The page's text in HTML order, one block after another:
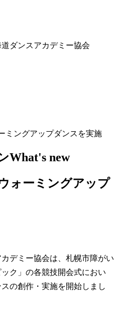
ミングアップダンスを実施
What's new
ォーミングアップ
デミー協会は、札幌市障がい
ク」の各競技開会式におい
の創作・実施を開始しまし